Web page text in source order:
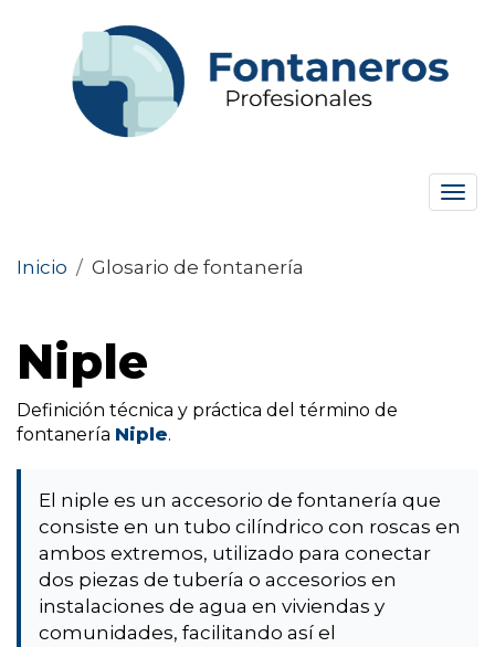
Inicio / Glosario de fontanería
Niple
Definición técnica y práctica del término de
fontanería Niple.
El niple es un accesorio de fontanería que
consiste en un tubo cilíndrico con roscas en
ambos extremos, utilizado para conectar
dos piezas de tubería o accesorios en
instalaciones de agua en viviendas y
comunidades, facilitando así el